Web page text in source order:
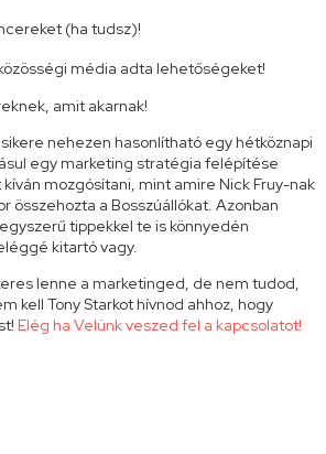
(ha tudsz)!
média adta lehetőségeket!
amit akarnak!
nehezen hasonlítható egy hétköznapi
egy marketing stratégia felépítése
mozgósítani, mint amire Nick Fruy-nak
összehozta a Bosszúállókat. Azonban
tippekkel te is könnyedén
kitartó vagy.
lenne a marketinged, de nem tudod,
kell Tony Starkot hívnod ahhoz, hogy
Elég ha Velünk veszed fel a kapcsolatot!